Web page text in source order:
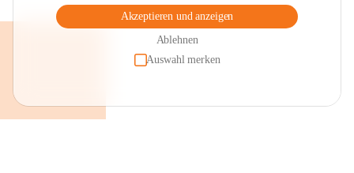
Akzeptieren und anzeigen
Ablehnen
Auswahl merken